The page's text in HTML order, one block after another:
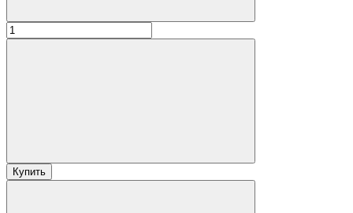
Купить